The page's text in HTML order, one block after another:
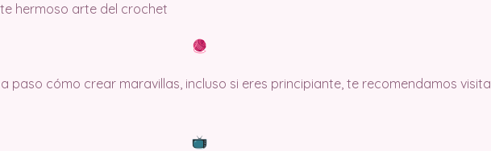
hermoso arte del crochet
paso cómo crear maravillas, incluso si eres principiante, te recomendamos